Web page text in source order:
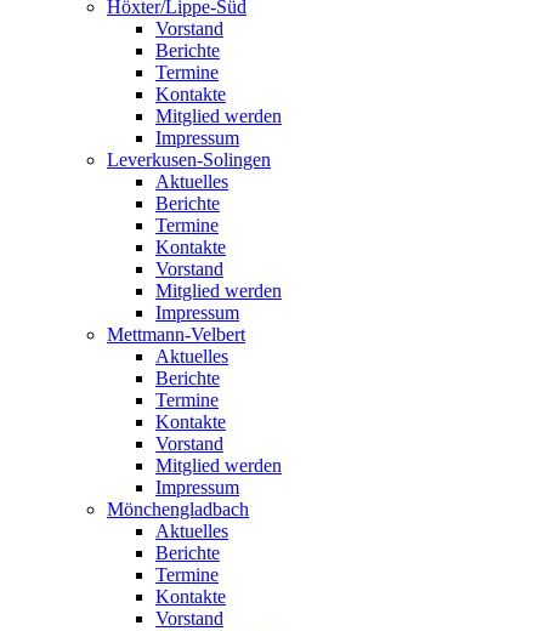
Höxter/Lippe-Süd
Vorstand
Berichte
Termine
Kontakte
Mitglied werden
Impressum
Leverkusen-Solingen
Aktuelles
Berichte
Termine
Kontakte
Vorstand
Mitglied werden
Impressum
Mettmann-Velbert
Aktuelles
Berichte
Termine
Kontakte
Vorstand
Mitglied werden
Impressum
Mönchengladbach
Aktuelles
Berichte
Termine
Kontakte
Vorstand